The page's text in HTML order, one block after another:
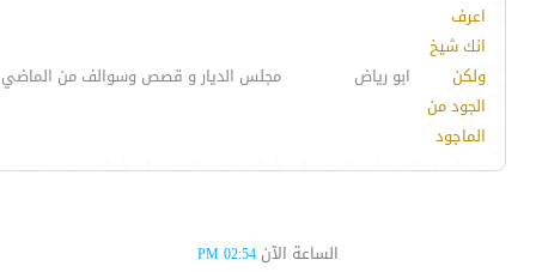
اعرف
انك شيخ
ولكن
الجود من
الماجود
ابو رياض مجلس الديار و قصص وسوالف من الماضي
الساعة الآن 02:54 PM